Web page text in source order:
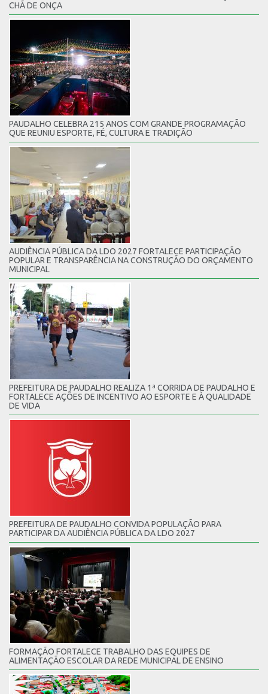
CHÃ DE ONÇA
PAUDALHO CELEBRA 215 ANOS COM GRANDE PROGRAMAÇÃO
QUE REUNIU ESPORTE, FÉ, CULTURA E TRADIÇÃO
AUDIÊNCIA PÚBLICA DA LDO 2027 FORTALECE PARTICIPAÇÃO
POPULAR E TRANSPARÊNCIA NA CONSTRUÇÃO DO ORÇAMENTO
MUNICIPAL
PREFEITURA DE PAUDALHO REALIZA 1ª CORRIDA DE PAUDALHO E
FORTALECE AÇÕES DE INCENTIVO AO ESPORTE E À QUALIDADE
DE VIDA
PREFEITURA DE PAUDALHO CONVIDA POPULAÇÃO PARA
PARTICIPAR DA AUDIÊNCIA PÚBLICA DA LDO 2027
FORMAÇÃO FORTALECE TRABALHO DAS EQUIPES DE
ALIMENTAÇÃO ESCOLAR DA REDE MUNICIPAL DE ENSINO